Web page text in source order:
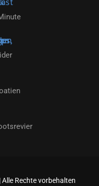
Rechte vorbehalten